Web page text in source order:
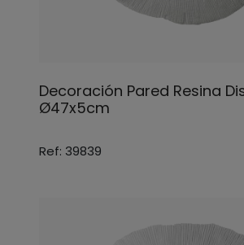
Decoración Pared Resina
Ø47x5cm
Ref: 39839